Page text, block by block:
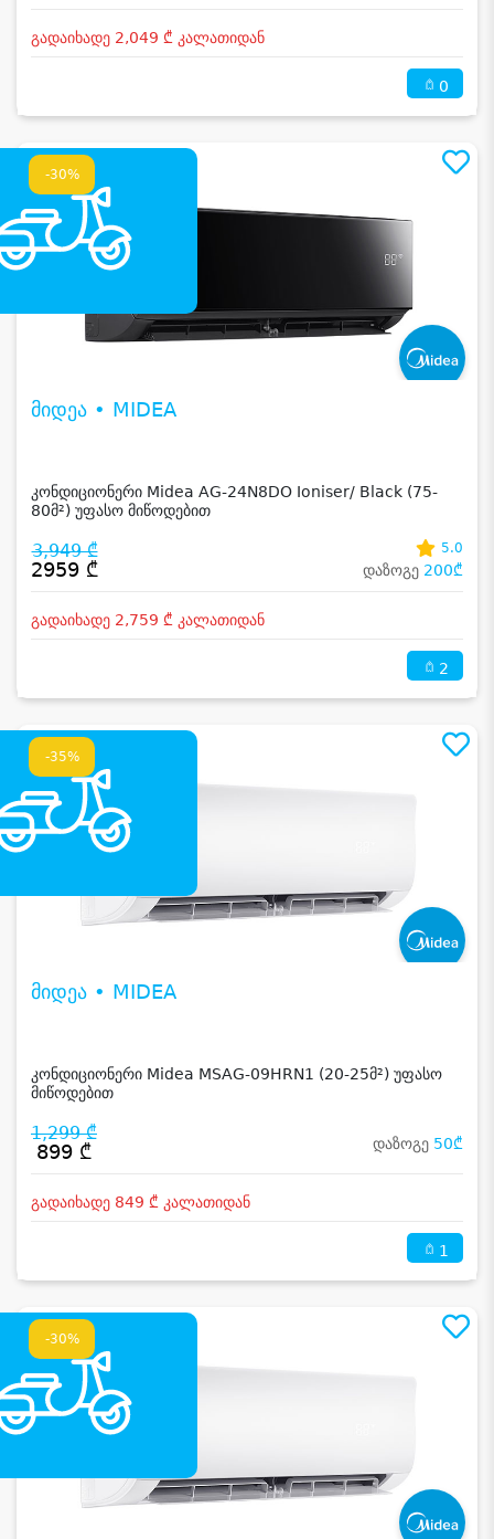
გადაიხადე 2,049 ₾ კალათიდან
0
-30%
მიდეა • MIDEA
კონდიციონერი Midea AG-24N8DO Ioniser/ Black (75-
80მ²) უფასო მიწოდებით
3,949 ₾
2959 ₾
5.0
დაზოგე 200₾
გადაიხადე 2,759 ₾ კალათიდან
2
-35%
მიდეა • MIDEA
კონდიციონერი Midea MSAG-09HRN1 (20-25მ²) უფასო
მიწოდებით
1,299 ₾
899 ₾ დაზოგე 50₾
გადაიხადე 849 ₾ კალათიდან
1
-30%